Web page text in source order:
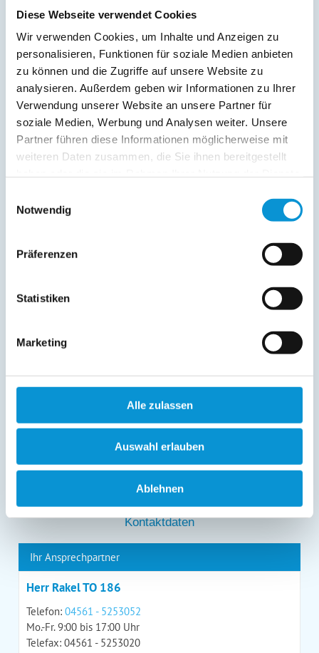
Diese Webseite verwendet Cookies
Wir verwenden Cookies, um Inhalte und Anzeigen zu
personalisieren, Funktionen für soziale Medien anbieten
zu können und die Zugriffe auf unsere Website zu
analysieren. Außerdem geben wir Informationen zu Ihrer
Verwendung unserer Website an unsere Partner für
soziale Medien, Werbung und Analysen weiter. Unsere
Partner führen diese Informationen möglicherweise mit
weiteren Daten zusammen, die Sie ihnen bereitgestellt
Notwendig
Präferenzen
Statistiken
Marketing
Alle zulassen
Auswahl erlauben
Ablehnen
Kopie der Nachricht per Mail zusenden
Reiseversicherungs­informationen anfordern
gelesen und bin
damit einverstanden.
Ostsee-Ferienwohnungen.de erhebt, verarbeitet und
(Buchungsanfrage/Informationsanfrage). Sie können
Auskunft über die bei der Ostsee-Ferienwohnungen.de
Löschung bzw. Sperrung Ihrer Daten vor Abschluss der
entgegenstehen. Die vorgenannten Rechte können Sie
gegenüber Ostsee-Ferienwohnungen.de unentgeltlich
Ihnen ein Beschwerderecht bei einer Aufsichtsbehörde
Kontaktdaten
Ihr Ansprechpartner
Herr Rakel TO 186
Telefon: 04561 - 5253052
Mo.-Fr. 9:00 bis 17:00 Uhr
Telefax: 04561 - 5253020